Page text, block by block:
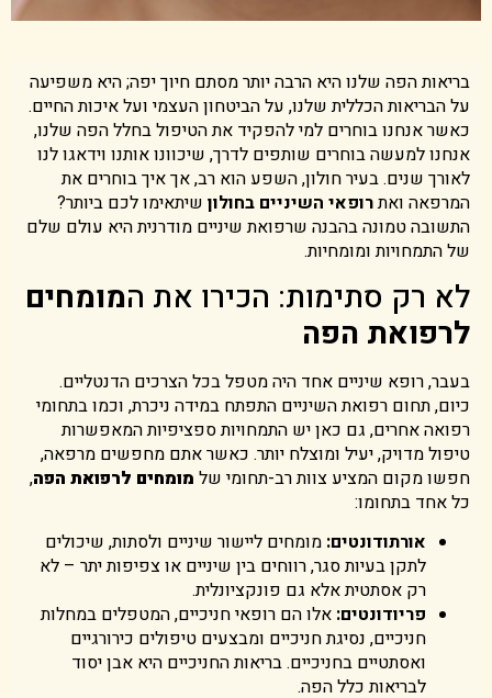
בריאות הפה שלנו היא הרבה יותר מסתם חיוך יפה; היא משפיעה
על הבריאות הכללית שלנו, על הביטחון העצמי ועל איכות החיים.
כאשר אנחנו בוחרים למי להפקיד את הטיפול בחלל הפה שלנו,
אנחנו למעשה בוחרים שותפים לדרך, שיכוונו אותנו וידאגו לנו
לאורך שנים. בעיר חולון, השפע הוא רב, אך איך בוחרים את
המרפאה ואתרופאי השיניים בחולון שיתאימו לכם ביותר?
התשובה טמונה בהבנה שרפואת שיניים מודרנית היא עולם שלם
של התמחויות ומומחיות.
לא רק סתימות: הכירו את המומחים
לרפואת הפה
בעבר, רופא שיניים אחד היה מטפל בכל הצרכים הדנטליים.
כיום, תחום רפואת השיניים התפתח במידה ניכרת, וכמו בתחומי
רפואה אחרים, גם כאן יש התמחויות ספציפיות המאפשרות
טיפול מדויק, יעיל ומוצלח יותר. כאשר אתם מחפשים מרפאה,
חפשו מקום המציע צוות רב-תחומי של מומחים לרפואת הפה,
כל אחד בתחומו:
אורתודונטים: מומחים ליישור שיניים ולסתות, שיכולים
לתקן בעיות סגר, רווחים בין שיניים או צפיפות יתר – לא
רק אסתטית אלא גם פונקציונלית.
פריודונטים: אלו הם רופאי חניכיים, המטפלים במחלות
חניכיים, נסיגת חניכיים ומבצעים טיפולים כירורגיים
ואסתטיים בחניכיים. בריאות החניכיים היא אבן יסוד
לבריאות כלל הפה.